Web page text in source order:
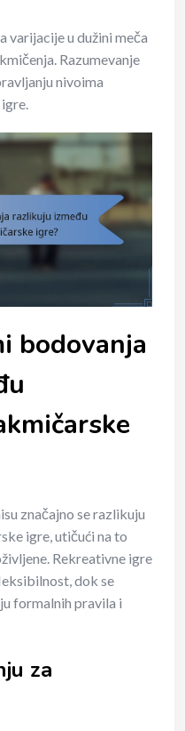
varijacije u dužini meča
Razumevanje
nivoima
bodovanja
značajno se razlikuju
igre, utičući na to
Rekreativne igre
dok se
formalnih pravila i
za